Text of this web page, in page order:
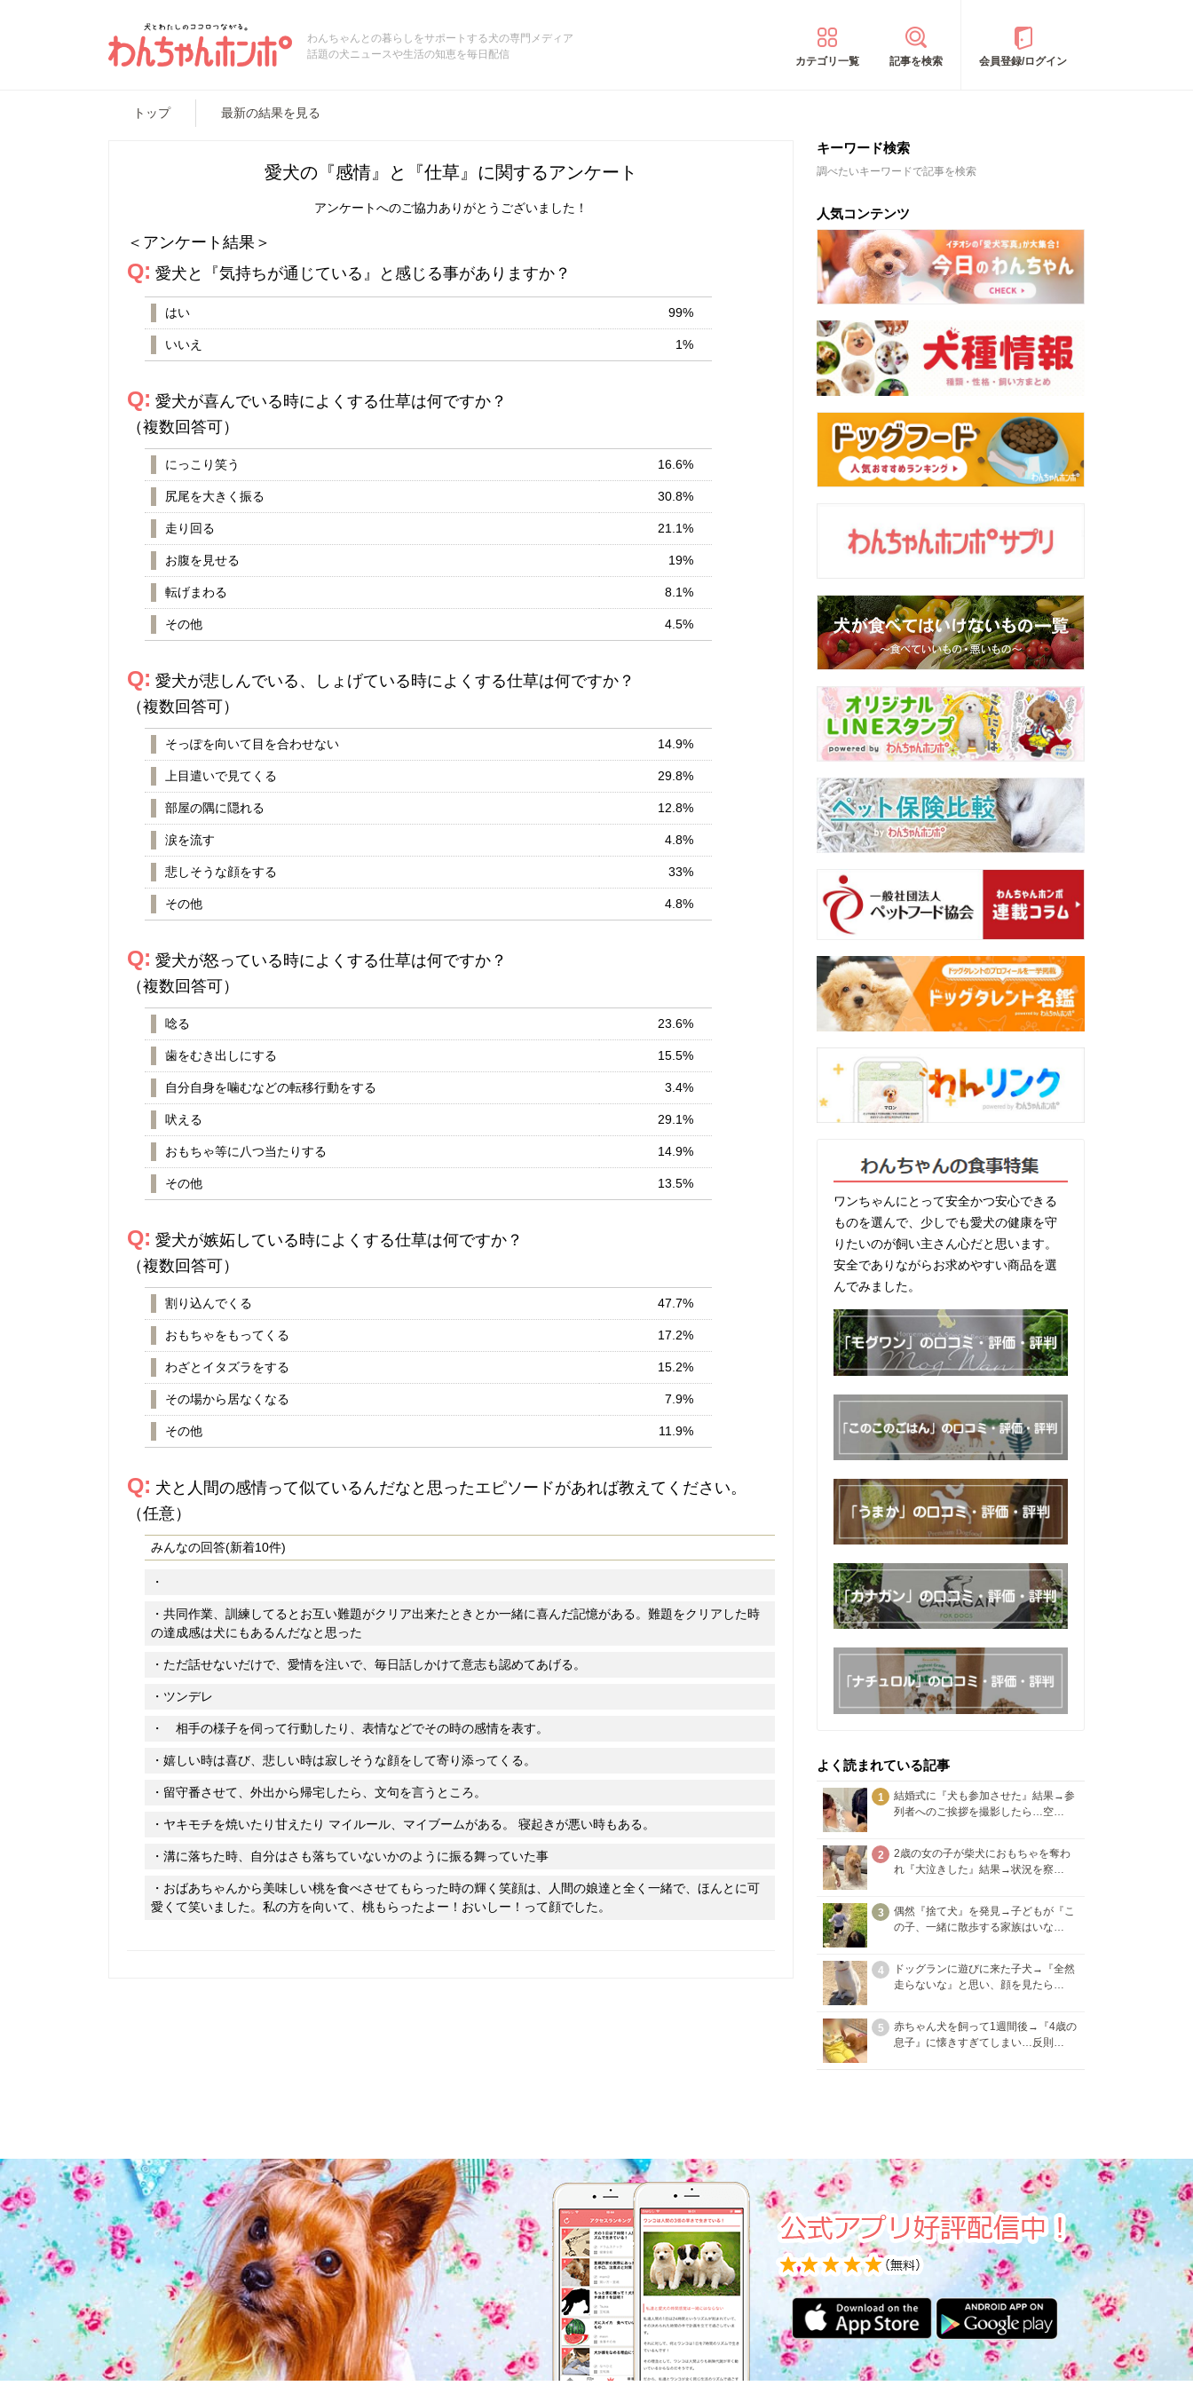
わんちゃんとの暮らしをサポートする犬の専門メディア
話題の犬ニュースや生活の知恵を毎日配信
カテゴリ一覧 記事を検索 会員登録/ログイン
トップ 最新の結果を見る
愛犬の『感情』と『仕草』に関するアンケート
アンケートへのご協力ありがとうございました！
＜アンケート結果＞
Q: 愛犬と『気持ちが通じている』と感じる事がありますか？
はい 99%
いいえ 1%
Q: 愛犬が喜んでいる時によくする仕草は何ですか？
（複数回答可）
にっこり笑う 16.6%
尻尾を大きく振る 30.8%
走り回る 21.1%
お腹を見せる 19%
転げまわる 8.1%
その他 4.5%
Q: 愛犬が悲しんでいる、しょげている時によくする仕草は何ですか？
（複数回答可）
そっぽを向いて目を合わせない 14.9%
上目遣いで見てくる 29.8%
部屋の隅に隠れる 12.8%
涙を流す 4.8%
悲しそうな顔をする 33%
その他 4.8%
Q: 愛犬が怒っている時によくする仕草は何ですか？
（複数回答可）
唸る 23.6%
歯をむき出しにする 15.5%
自分自身を噛むなどの転移行動をする 3.4%
吠える 29.1%
おもちゃ等に八つ当たりする 14.9%
その他 13.5%
Q: 愛犬が嫉妬している時によくする仕草は何ですか？
（複数回答可）
割り込んでくる 47.7%
おもちゃをもってくる 17.2%
わざとイタズラをする 15.2%
その場から居なくなる 7.9%
その他 11.9%
Q: 犬と人間の感情って似ているんだなと思ったエピソードがあれば教えてください。
（任意）
みんなの回答(新着10件)
共同作業、訓練してるとお互い難題がクリア出来たときとか一緒に喜んだ記憶がある。難題をクリアした時
の達成感は犬にもあるんだなと思った
ただ話せないだけで、愛情を注いで、毎日話しかけて意志も認めてあげる。
ツンデレ
相手の様子を伺って行動したり、表情などでその時の感情を表す。
嬉しい時は喜び、悲しい時は寂しそうな顔をして寄り添ってくる。
留守番させて、外出から帰宅したら、文句を言うところ。
ヤキモチを焼いたり甘えたり マイルール、マイブームがある。 寝起きが悪い時もある。
溝に落ちた時、自分はさも落ちていないかのように振る舞っていた事
おばあちゃんから美味しい桃を食べさせてもらった時の輝く笑顔は、人間の娘達と全く一緒で、ほんとに可
愛くて笑いました。私の方を向いて、桃もらったよー！おいしー！って顔でした。
キーワード検索
調べたいキーワードで記事を検索
人気コンテンツ
ワンちゃんにとって安全かつ安心できる
ものを選んで、少しでも愛犬の健康を守
りたいのが飼い主さん心だと思います。
安全でありながらお求めやすい商品を選
んでみました。
よく読まれている記事
1
結婚式に『犬も参加させた』結果→参
列者へのご挨拶を撮影したら…空…
2
2歳の女の子が柴犬におもちゃを奪わ
れ『大泣きした』結果→状況を察…
3
偶然『捨て犬』を発見→子どもが『こ
の子、一緒に散歩する家族はいな…
4
ドッグランに遊びに来た子犬→『全然
走らないな』と思い、顔を見たら…
5
赤ちゃん犬を飼って1週間後→『4歳の
息子』に懐きすぎてしまい…反則…